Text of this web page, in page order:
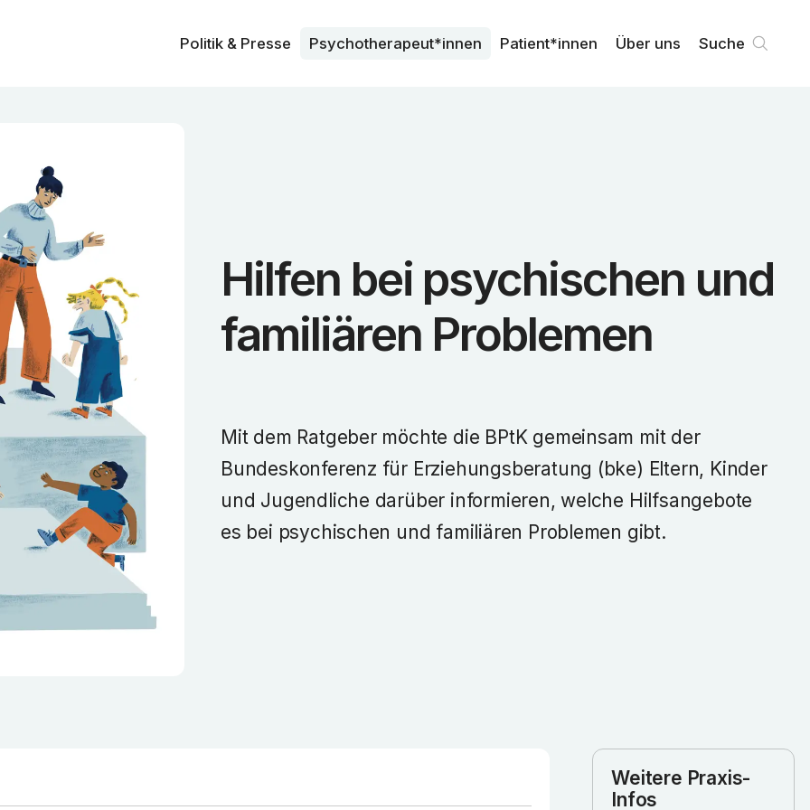
Politik & Presse
Psycho­therapeut*innen Patient*innen Über uns Suche
Hilfen bei psychischen und
familiären Problemen
Mit dem Ratgeber möchte die BPtK gemeinsam mit der
Bundeskonferenz für Erziehungsberatung (bke) Eltern, Kinder
und Jugendliche darüber informieren, welche Hilfsangebote
es bei psychischen und familiären Problemen gibt.
Weitere Praxis-
Infos